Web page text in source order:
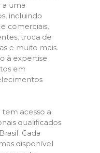
a uma
incluindo
comerciais,
troca de
e muito mais.
à expertise
em
tem acesso a
qualificados
Cada
disponível